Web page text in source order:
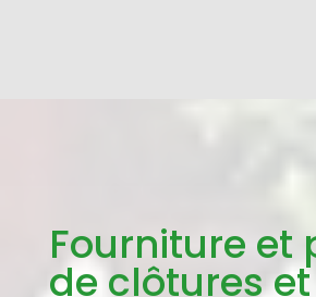
Fourniture et
de clôtures et